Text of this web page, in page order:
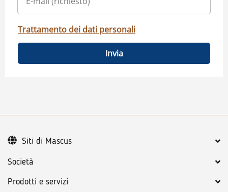
Trattamento dei dati personali
Invia
Società
Prodotti e servizi
Siti di Mascus